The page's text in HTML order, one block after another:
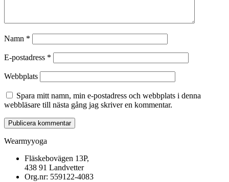
Namn *
E-postadress *
Webbplats
Spara mitt namn, min e-postadress och webbplats i denna
webbläsare till nästa gång jag skriver en kommentar.
Wearmyyoga
Fläskebovägen 13P,
438 91 Landvetter
Org.nr: 559122-4083